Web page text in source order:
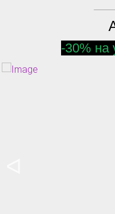
-30% на